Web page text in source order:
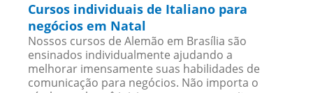
Cursos individuais de Italiano para
negócios em Natal
Nossos cursos de Alemão em Brasília são
ensinados individualmente ajudando a
melhorar imensamente suas habilidades de
comunicação para negócios. Não importa o